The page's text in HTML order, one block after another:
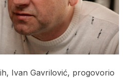
Ivan Gavrilović, progovorio